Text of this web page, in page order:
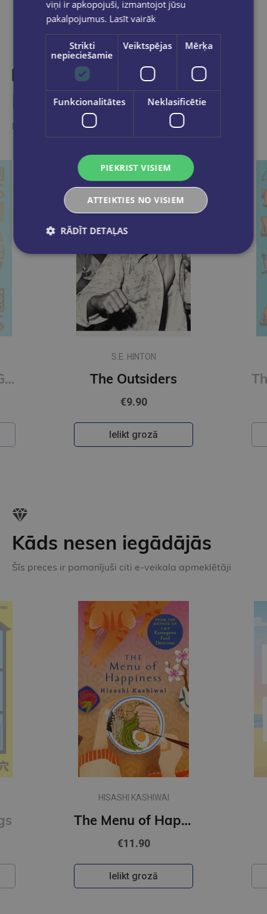
Līdzīgas preces
Ieskaties, varbūt noder
On Happiness : Gilded Pocket Edition (Arcturus Ornate Classics)
S.E. HINTON
The Outsiders
€9.90
Ielikt grozā
Kāds nesen iegādājās
Šīs preces ir pamanījuši citi e-veikala apmeklētāji
HISASHI KASHIWAI
The Menu of Happiness
€11.90
Ielikt grozā
viņi ir apkopojuši, izmantojot jūsu
pakalpojumus. Lasīt vairāk
Strikti
nepieciešamie
Veiktspējas Mērķa
Funkcionalitātes Neklasificētie
PIEKRIST VISIEM
ATTEIKTIES NO VISIEM
RĀDĪT DETAĻAS